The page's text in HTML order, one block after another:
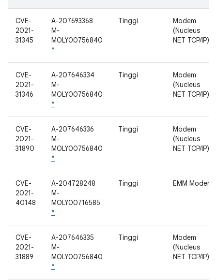
CVE-
2021-
31345
A-207693368
M-
MOLY00756840
*
Tinggi
Modem
(Nucleus
NET TCP/IP)
CVE-
2021-
31346
A-207646334
M-
MOLY00756840
*
Tinggi
Modem
(Nucleus
NET TCP/IP)
CVE-
2021-
31890
A-207646336
M-
MOLY00756840
*
Tinggi
Modem
(Nucleus
NET TCP/IP)
CVE-
2021-
40148
A-204728248
M-
MOLY00716585
*
Tinggi EMM Modem
CVE-
2021-
31889
A-207646335
M-
MOLY00756840
*
Tinggi
Modem
(Nucleus
NET TCP/IP)